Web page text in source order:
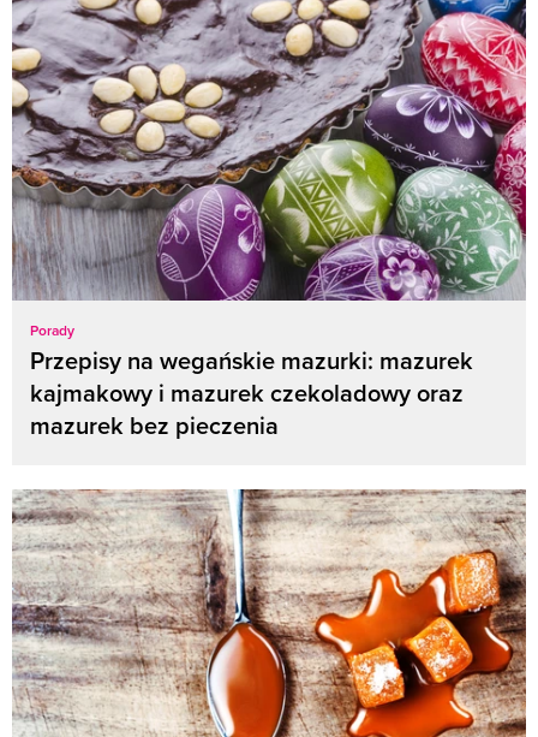
Porady
Przepisy na wegańskie mazurki: mazurek
kajmakowy i mazurek czekoladowy oraz
mazurek bez pieczenia